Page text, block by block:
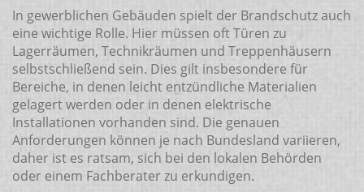
In gewerblichen Gebäuden spielt der Brandschutz auch
eine wichtige Rolle. Hier müssen oft Türen zu
Lagerräumen, Technikräumen und Treppenhäusern
selbstschließend sein. Dies gilt insbesondere für
Bereiche, in denen leicht entzündliche Materialien
gelagert werden oder in denen elektrische
Installationen vorhanden sind. Die genauen
Anforderungen können je nach Bundesland variieren,
daher ist es ratsam, sich bei den lokalen Behörden
oder einem Fachberater zu erkundigen.